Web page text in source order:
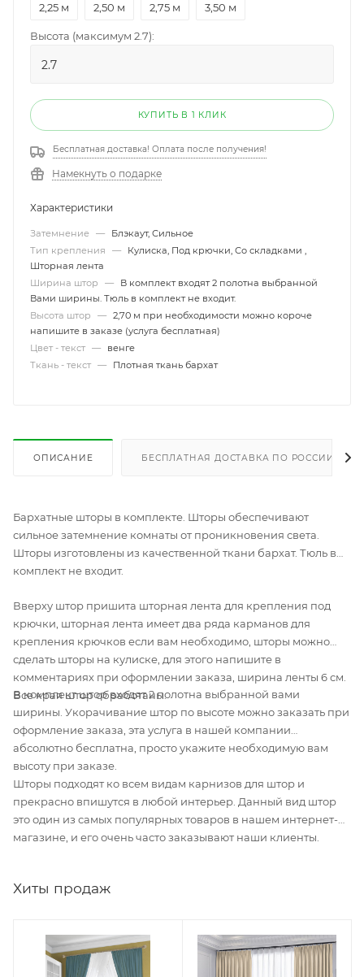
2,25 м 2,50 м 2,75 м 3,50 м
Высота (максимум 2.7):
КУПИТЬ В 1 КЛИК
Бесплатная доставка! Оплата после получения!
Намекнуть о подарке
Характеристики
Затемнение —
Блэкаут, Сильное
Тип крепления
—
Кулиска, Под крючки, Со складками ,
Шторная лента
Ширина штор
—
В комплект входят 2 полотна выбранной
Вами ширины. Тюль в комплект не входит.
Высота штор
— 2,70 м при необходимости можно короче
напишите в заказе (услуга бесплатная)
Цвет - текст —
венге
Ткань - текст — Плотная ткань бархат
ОПИСАНИЕ БЕСПЛАТНАЯ ДОСТАВКА ПО РОССИИ
Бархатные шторы в комплекте. Шторы обеспечивают
сильное затемнение комнаты от проникновения света.
Шторы изготовлены из качественной ткани бархат. Тюль в
комплект не входит.
Вверху штор пришита шторная лента для крепления под
крючки, шторная лента имеет два ряда карманов для
крепления крючков если вам необходимо, шторы можно
сделать шторы на кулиске, для этого напишите в
комментариях при оформлении заказа, ширина ленты 6 см.
Все края штор обработаны.
В комплект штор входят 2 полотна выбранной вами
ширины. Укорачивание штор по высоте можно заказать при
оформление заказа, эта услуга в нашей компании
абсолютно бесплатна, просто укажите необходимую вам
высоту при заказе.
Шторы подходят ко всем видам карнизов для штор и
прекрасно впишутся в любой интерьер. Данный вид штор
это один из самых популярных товаров в нашем интернет-
магазине, и его очень часто заказывают наши клиенты.
Хиты продаж